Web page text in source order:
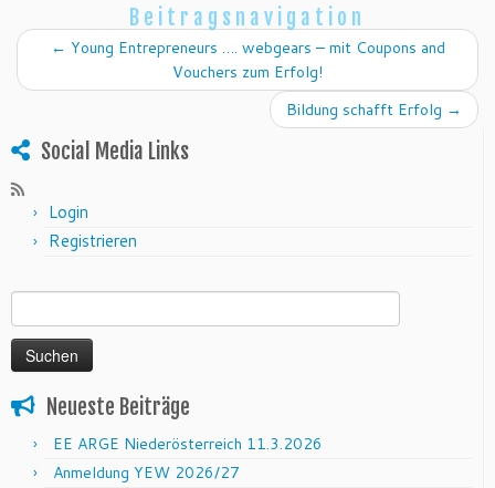
Beitragsnavigation
← Young Entrepreneurs …. webgears – mit Coupons and
Vouchers zum Erfolg!
Bildung schafft Erfolg →
Social Media Links
Login
Registrieren
Neueste Beiträge
EE ARGE Niederösterreich 11.3.2026
Anmeldung YEW 2026/27